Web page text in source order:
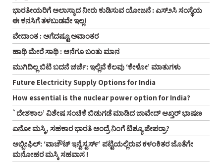
ಭಾರತೀಯರಿಗೆ ಅಲಾಸ್ಕಾದ ನೀರು ಕುಡಿಸುವ ಯೋಜನೆ : ಎಸ್೨ಸಿ ಸಂಸ್ಥೆಯ
ಈ ಕನಸಿಗೆ ತಳಬುಡವೇ ಇಲ್ಲ!
ವೇದಾಂತ : ಅಗೆದಷ್ಟೂ ಅವಾಂತರ
ಹಾಥಿ ಮೇರೆ ಸಾಥಿ : ಆನೆಗೂ ಬಂತು ಮಾನ
ಮುಗಿದಿಲ್ಲ ಬಿಟಿ ಬದನೆ ಚರ್ಚೆ: ಇಲ್ಲಿವೆ ಕೆಲವು ‘ಕೇಳೋ’ ಮಾತುಗಳು
Future Electricity Supply Options for India
How essential is the nuclear power option for India?
`ದೇಶಕಾಲ’ ವಿಶೇಷ ಸಂಚಿಕೆ ಬಿಡುಗಡೆ ಮಾಡಿದ ಜಾವೇದ್ ಆಖ್ತರ್ ಭಾಷಣ
ಏನೋ ಮಸ್ಕಿ, ಸಹಕಾರ ಭಾರತಿ ಅಂದ್ರೆ ನಿಂಗೆ ಟಿಶ್ಯೂ ಪೇಪರ್ರಾ?
ಅಬ್ಬೀಫಿಲ್: ‘ವಾಚೌಟ್ ಇನ್ವೆಸ್ಟರ್ಸ್‌’ ಪಟ್ಟಿಯಲ್ಲಿರುವ ಕಳಂಕಿತರ ಜೊತೆಗೇ
ಮನೋಹರ ಮಸ್ಕಿ ಸಹವಾಸ !